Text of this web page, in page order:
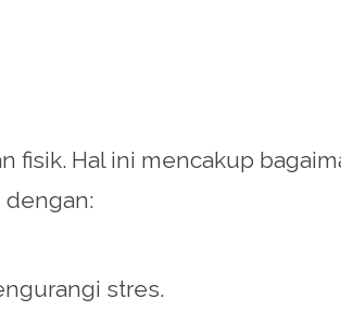
Hal ini mencakup
dengan:
stres.